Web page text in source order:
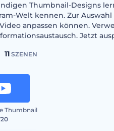
Thumbnail-Designs
Welt kennen. Zur
anpassen können.
Jetzt
11 SZENEN
Thumbnail